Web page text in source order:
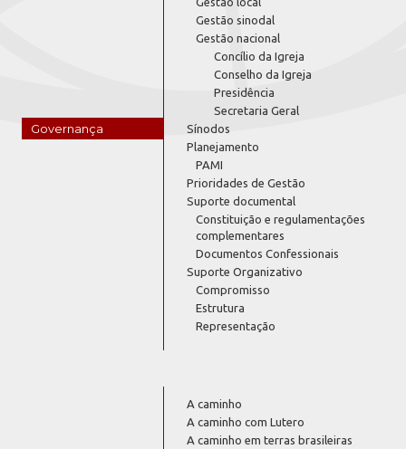
Governança
Gestão sinodal
Gestão nacional
Concílio da Igreja
Conselho da Igreja
Presidência
Secretaria Geral
Sínodos
Planejamento
PAMI
Prioridades de Gestão
Suporte documental
Constituição e regulamentações
complementares
Documentos Confessionais
Suporte Organizativo
Compromisso
Estrutura
Representação
A caminho
A caminho com Lutero
A caminho em terras brasileiras